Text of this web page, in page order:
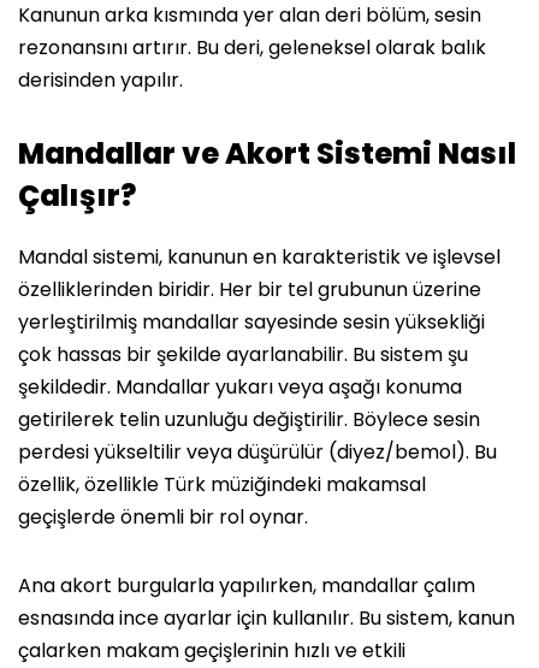
Kanunun arka kısmında yer alan deri bölüm, sesin
rezonansını artırır. Bu deri, geleneksel olarak balık
derisinden yapılır.
Mandallar ve Akort Sistemi Nasıl
Çalışır?
Mandal sistemi, kanunun en karakteristik ve işlevsel
özelliklerinden biridir. Her bir tel grubunun üzerine
yerleştirilmiş mandallar sayesinde sesin yüksekliği
çok hassas bir şekilde ayarlanabilir. Bu sistem şu
şekildedir. Mandallar yukarı veya aşağı konuma
getirilerek telin uzunluğu değiştirilir. Böylece sesin
perdesi yükseltilir veya düşürülür (diyez/bemol). Bu
özellik, özellikle Türk müziğindeki makamsal
geçişlerde önemli bir rol oynar.
Ana akort burgularla yapılırken, mandallar çalım
esnasında ince ayarlar için kullanılır. Bu sistem, kanun
çalarken makam geçişlerinin hızlı ve etkili